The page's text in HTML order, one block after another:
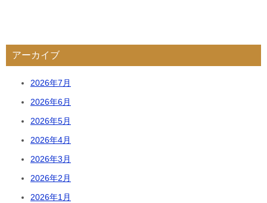
アーカイブ
2026年7月
2026年6月
2026年5月
2026年4月
2026年3月
2026年2月
2026年1月